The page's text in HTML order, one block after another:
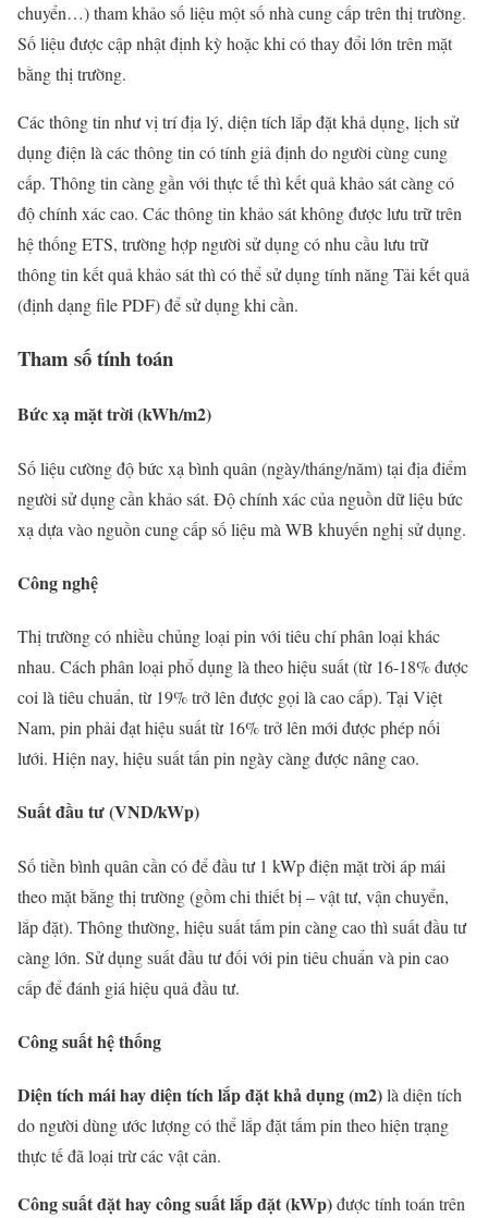
chuyển…) tham khảo số liệu một số nhà cung cấp trên thị trường.
Số liệu được cập nhật định kỳ hoặc khi có thay đổi lớn trên mặt
bằng thị trường.
Các thông tin như vị trí địa lý, diện tích lắp đặt khả dụng, lịch sử
dụng điện là các thông tin có tính giả định do người cùng cung
cấp. Thông tin càng gần với thực tế thì kết quả khảo sát càng có
độ chính xác cao. Các thông tin khảo sát không được lưu trữ trên
hệ thống ETS, trường hợp người sử dụng có nhu cầu lưu trữ
thông tin kết quả khảo sát thì có thể sử dụng tính năng Tải kết quả
(định dạng file PDF) để sử dụng khi cần.
Tham số tính toán
Bức xạ mặt trời (kWh/m2)
Số liệu cường độ bức xạ bình quân (ngày/tháng/năm) tại địa điểm
người sử dụng cần khảo sát. Độ chính xác của nguồn dữ liệu bức
xạ dựa vào nguồn cung cấp số liệu mà WB khuyến nghị sử dụng.
Công nghệ
Thị trường có nhiều chủng loại pin với tiêu chí phân loại khác
nhau. Cách phân loại phổ dụng là theo hiệu suất (từ 16-18% được
coi là tiêu chuẩn, từ 19% trở lên được gọi là cao cấp). Tại Việt
Nam, pin phải đạt hiệu suất từ 16% trở lên mới được phép nối
lưới. Hiện nay, hiệu suất tấn pin ngày càng được nâng cao.
Suất đầu tư (VND/kWp)
Số tiền bình quân cần có để đầu tư 1 kWp điện mặt trời áp mái
theo mặt bằng thị trường (gồm chi thiết bị – vật tư, vận chuyển,
lắp đặt). Thông thường, hiệu suất tấm pin càng cao thì suất đầu tư
càng lớn. Sử dụng suất đầu tư đối với pin tiêu chuẩn và pin cao
cấp để đánh giá hiệu quả đầu tư.
Công suất hệ thống
Diện tích mái hay diện tích lắp đặt khả dụng (m2)là diện tích
do người dùng ước lượng có thể lắp đặt tấm pin theo hiện trạng
thực tế đã loại trừ các vật cản.
Công suất đặt hay công suất lắp đặt (kWp)được tính toán trên